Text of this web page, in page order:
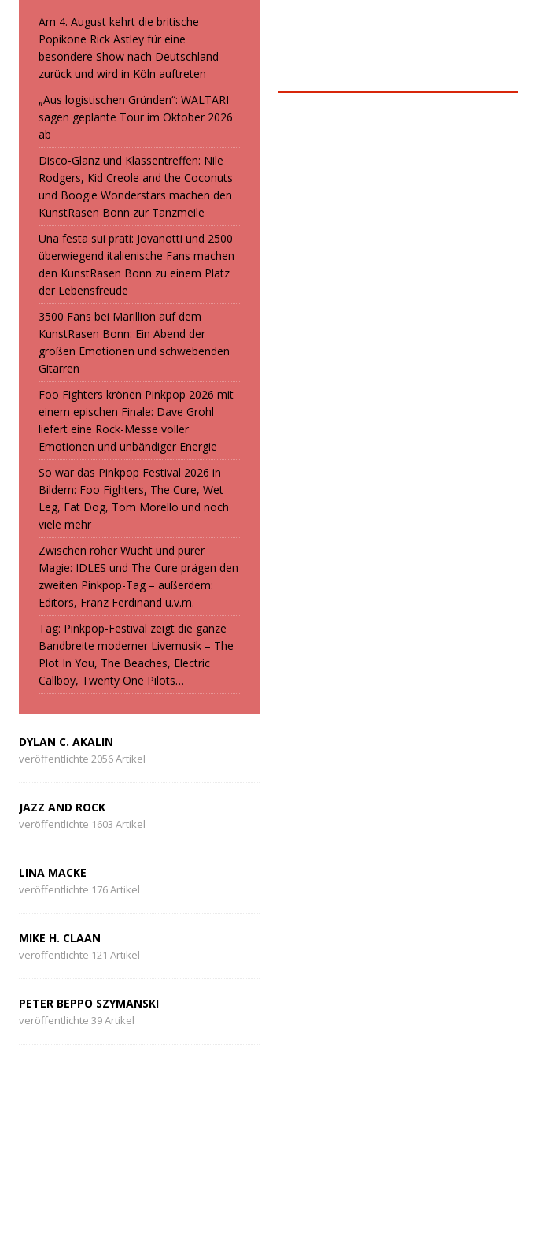
Am 4. August kehrt die britische
Popikone Rick Astley für eine
besondere Show nach Deutschland
zurück und wird in Köln auftreten
„Aus logistischen Gründen“: WALTARI
sagen geplante Tour im Oktober 2026
ab
Disco-Glanz und Klassentreffen: Nile
Rodgers, Kid Creole and the Coconuts
und Boogie Wonderstars machen den
KunstRasen Bonn zur Tanzmeile
Una festa sui prati: Jovanotti und 2500
überwiegend italienische Fans machen
den KunstRasen Bonn zu einem Platz
der Lebensfreude
3500 Fans bei Marillion auf dem
KunstRasen Bonn: Ein Abend der
großen Emotionen und schwebenden
Gitarren
Foo Fighters krönen Pinkpop 2026 mit
einem epischen Finale: Dave Grohl
liefert eine Rock-Messe voller
Emotionen und unbändiger Energie
So war das Pinkpop Festival 2026 in
Bildern: Foo Fighters, The Cure, Wet
Leg, Fat Dog, Tom Morello und noch
viele mehr
Zwischen roher Wucht und purer
Magie: IDLES und The Cure prägen den
zweiten Pinkpop-Tag – außerdem:
Editors, Franz Ferdinand u.v.m.
Tag: Pinkpop-Festival zeigt die ganze
Bandbreite moderner Livemusik – The
Plot In You, The Beaches, Electric
Callboy, Twenty One Pilots…
DYLAN C. AKALIN
veröffentlichte 2056 Artikel
JAZZ AND ROCK
veröffentlichte 1603 Artikel
LINA MACKE
veröffentlichte 176 Artikel
MIKE H. CLAAN
veröffentlichte 121 Artikel
PETER BEPPO SZYMANSKI
veröffentlichte 39 Artikel